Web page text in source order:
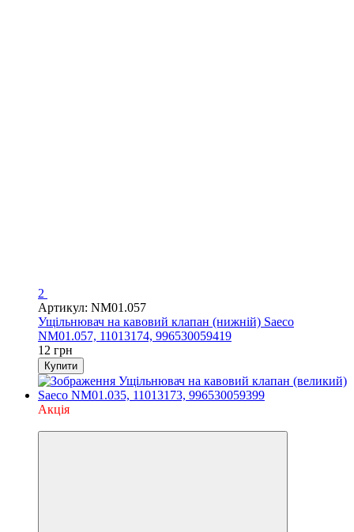
2
Артикул: NM01.057
Ущільнювач на кавовий клапан (нижній) Saeco
NM01.057, 11013174, 996530059419
12 грн
Купити
Акція